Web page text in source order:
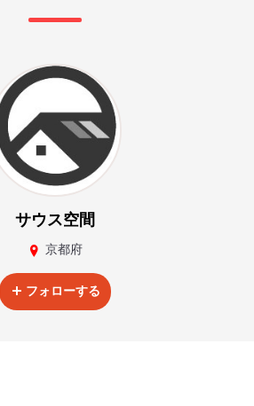
サウス空間
京都府
フォローする